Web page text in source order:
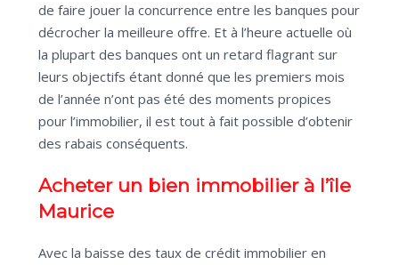
de faire jouer la concurrence entre les banques pour
décrocher la meilleure offre. Et à l’heure actuelle où
la plupart des banques ont un retard flagrant sur
leurs objectifs étant donné que les premiers mois
de l’année n’ont pas été des moments propices
pour l’immobilier, il est tout à fait possible d’obtenir
des rabais conséquents.
Acheter un bien immobilier à l’île
Maurice
Avec la baisse des taux de crédit immobilier en